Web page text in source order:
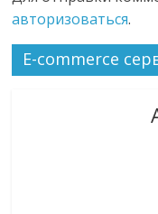
авторизоваться.
E-commerce